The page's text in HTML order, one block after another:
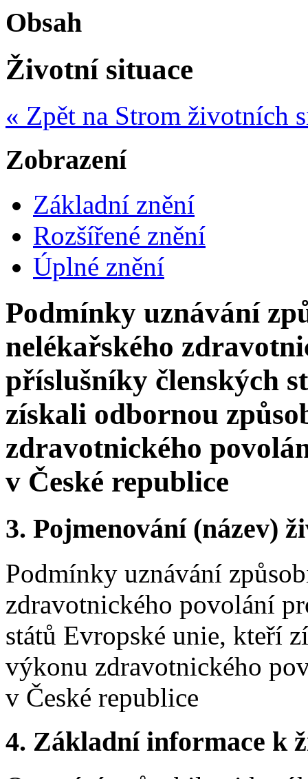
Obsah
Životní situace
« Zpět na Strom životních
Zobrazení
Základní znění
Rozšířené znění
Úplné znění
Podmínky uznávání
nelékařského
příslušníky členských
získali odbornou
zdravotnického
v České republice
3. Pojmenování (název)
Podmínky uznávání
zdravotnického povolání
států Evropské unie, kteří
výkonu zdravotnického
v České republice
4. Základní informace k